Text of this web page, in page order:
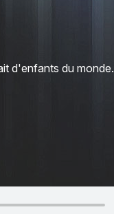
d'enfants du monde.